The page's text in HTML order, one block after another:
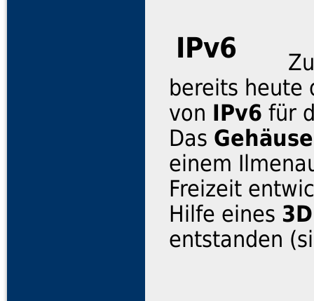
IPv6
bereits heute
von IPv6 für
Das Gehäuse
einem
Freizeit
Hilfe eines
entstanden